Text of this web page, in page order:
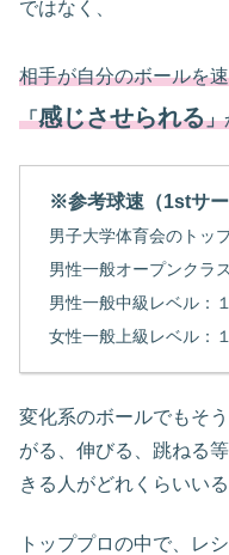
ではなく、
相手が自分のボールを
「感じさせられる」
※参考球速（1stサ
男子大学体育会のトッ
男性一般オープンクラ
男性一般中級レベル：
女性一般上級レベル：
変化系のボールでもそ
がる、伸びる、跳ねる
きる人がどれくらいいる
トッププロの中で、レ